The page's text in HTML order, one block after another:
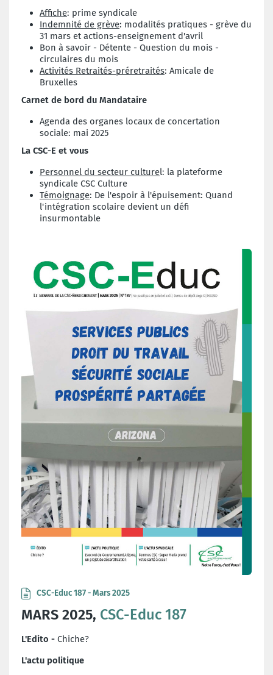
Affiche: prime syndicale
Indemnité de grève: modalités pratiques - grève du
31 mars et actions-enseignement d'avril
Bon à savoir - Détente - Question du mois -
circulaires du mois
Activités Retraités-préretraités: Amicale de
Bruxelles
Carnet de bord du Mandataire
Agenda des organes locaux de concertation
sociale: mai 2025
La CSC-E et vous
Personnel du secteur culturel: la plateforme
syndicale CSC Culture
Témoignage: De l'espoir à l'épuisement: Quand
l'intégration scolaire devient un défi
insurmontable
CSC-Educ 187 - Mars 2025
MARS 2025, CSC-Educ 187
L'Edito - Chiche?
L'actu politique